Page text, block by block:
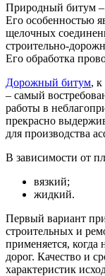
Природный битум
Его особенностью
щелочных
строительно-
Его обработка
Дорожный битум,
– самый
работы в
прекрасно
для производства
В зависимости от
вязкий;
жидкий.
Первый вариант
строительных и
применяется, когда
дорог. Качество и
характеристик